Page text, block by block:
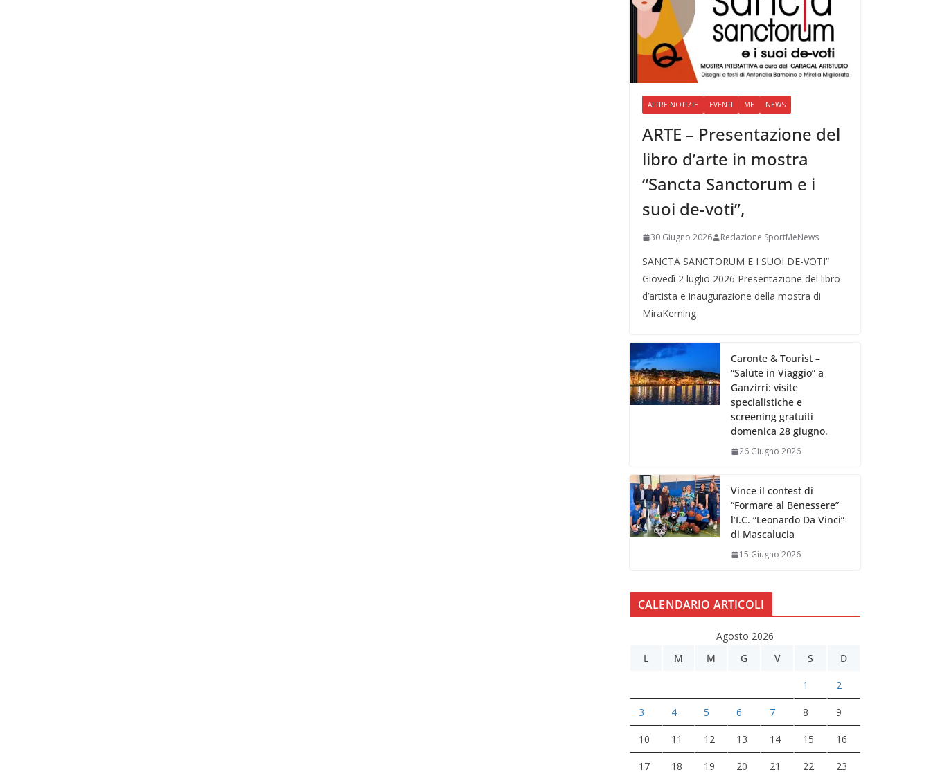
ALTRE NOTIZIE EVENTI ME NEWS
ARTE – Presentazione del
libro d’arte in mostra
“Sancta Sanctorum e i
suoi de-voti”,
30 Giugno 2026 Redazione SportMeNews
SANCTA SANCTORUM E I SUOI DE-VOTI”
Giovedì 2 luglio 2026 Presentazione del libro
d’artista e inaugurazione della mostra di
MiraKerning
Caronte & Tourist –
“Salute in Viaggio” a
Ganzirri: visite
specialistiche e
screening gratuiti
domenica 28 giugno.
26 Giugno 2026
Vince il contest di
“Formare al Benessere”
l’I.C. “Leonardo Da Vinci”
di Mascalucia
15 Giugno 2026
CALENDARIO ARTICOLI
Agosto 2026
L
M M G V S D
1 2
3 4 5 6 7 8 9
10 11 12 13 14 15 16
17 18 19 20 21 22 23